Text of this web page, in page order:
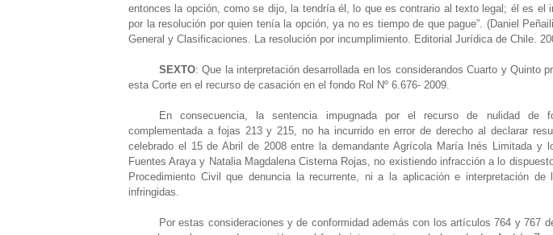
entonces la opción, como se dijo, la tendría él, lo que es contrario al texto legal; él es el
por la resolución por quien tenía la opción, ya no es tiempo de que pague”. (Daniel
General y Clasificaciones. La resolución por incumplimiento. Editorial Jurídica de Chile.
SEXTO: Que la interpretación desarrollada en los considerandos Cuarto y Quinto
esta Corte en el recurso de casación en el fondo Rol Nº 6.676- 2009.
En consecuencia, la sentencia impugnada por el recurso de nulidad de
complementada a fojas 213 y 215, no ha incurrido en error de derecho al declarar
celebrado el 15 de Abril de 2008 entre la demandante Agrícola María Inés Limitada y
Fuentes Araya y Natalia Magdalena Cisterna Rojas, no existiendo infracción a lo
Procedimiento Civil que denuncia la recurrente, ni a la aplicación e interpretación de
infringidas.
Por estas consideraciones y de conformidad además con los artículos 764 y 767